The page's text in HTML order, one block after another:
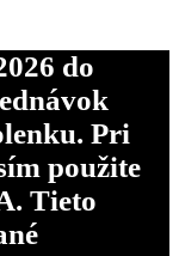
do
Pri
použite
Tieto
do
Pri
použite
Tieto